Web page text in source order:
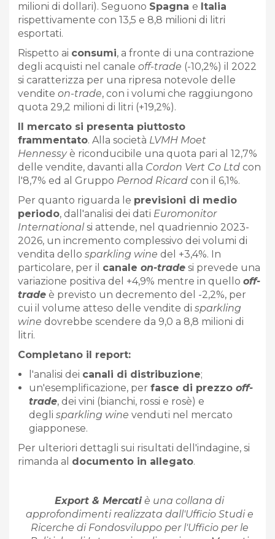
milioni di dollari). Seguono Spagna e Italia
rispettivamente con 13,5 e 8,8 milioni di litri
esportati.
Rispetto ai consumi, a fronte di una contrazione
degli acquisti nel canale off-trade (-10,2%) il 2022
si caratterizza per una ripresa notevole delle
vendite on-trade, con i volumi che raggiungono
quota 29,2 milioni di litri (+19,2%).
Il mercato si presenta piuttosto
frammentato. Alla società LVMH Moet
Hennessyè riconducibile una quota pari al 12,7%
delle vendite, davanti alla Cordon Vert Co Ltd con
l'8,7% ed al Gruppo Pernod Ricard con il 6,1%.
Per quanto riguarda le previsioni di medio
periodo, dall'analisi dei dati Euromonitor
International si attende, nel quadriennio 2023-
2026, un incremento complessivo dei volumi di
vendita dello sparkling wine del +3,4%. In
particolare, per il canale on-trade si prevede una
variazione positiva del +4,9% mentre in quello off-
trade è previsto un decremento del -2,2%, per
cui il volume atteso delle vendite di sparkling
wine dovrebbe scendere da 9,0 a 8,8 milioni di
litri.
Completano il report:
l'analisi dei canali di distribuzione;
un'esemplificazione, per fasce di prezzo off-
trade, dei vini (bianchi, rossi e rosè) e
degli sparkling wine venduti nel mercato
giapponese.
Per ulteriori dettagli sui risultati dell'indagine, si
rimanda al documento in allegato.
Export & Mercatiè una collana di
approfondimenti realizzata dall'Ufficio Studi e
Ricerche di Fondosviluppo per l'Ufficio per le